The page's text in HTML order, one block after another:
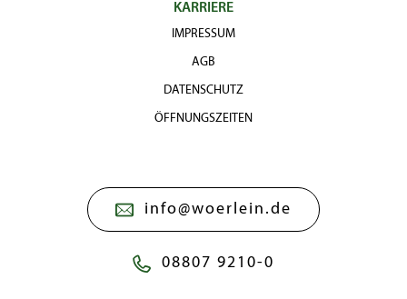
KARRIERE
IMPRESSUM
AGB
DATENSCHUTZ
ÖFFNUNGSZEITEN
info@woerlein.de
08807 9210-0